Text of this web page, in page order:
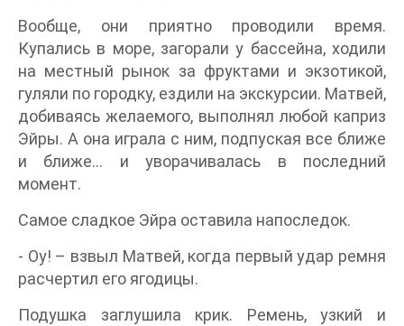
Вообще, они приятно проводили время.
Купались в море, загорали у бассейна, ходили
на местный рынок за фруктами и экзотикой,
гуляли по городку, ездили на экскурсии. Матвей,
добиваясь желаемого, выполнял любой каприз
Эйры. А она играла с ним, подпуская все ближе
и ближе… и уворачивалась в последний
момент.
Самое сладкое Эйра оставила напоследок.
- Оу! – взвыл Матвей, когда первый удар ремня
расчертил его ягодицы.
Подушка заглушила крик. Ремень, узкий и